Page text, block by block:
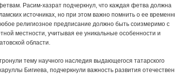
Расим-хазрат подчеркнул, что каждая фетва должна
источниках, но при этом важно помнить о ее
религиозное предписание должно быть соизмеримо с
местности, учитывая ее уникальные особенности и
области.
тему научного наследия выдающегося татарского
Бигиева, подчеркнули важность развития